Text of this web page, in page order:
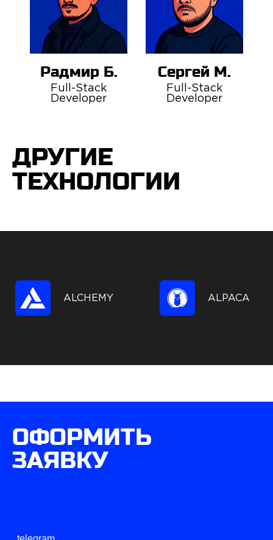
Радмир Б.
Full-Stack
Developer
Сергей М.
Full-Stack
Developer
ДРУГИЕ
ТЕХНОЛОГИИ
ALCHEMY ALPACA
ОФОРМИТЬ
ЗАЯВКУ